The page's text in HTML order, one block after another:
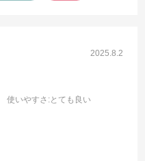
2025.8.2
使いやすさ :とても良い